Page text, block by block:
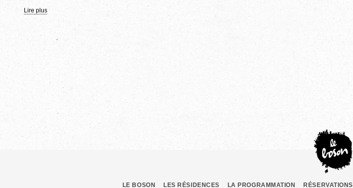
Lire
LE BOSON LES RÉSIDENCES LA PROGRAMMATION RÉSERVATIONS